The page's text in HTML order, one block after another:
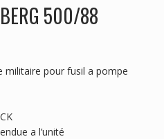
500/88
militaire pour fusil a pompe
a l’unité